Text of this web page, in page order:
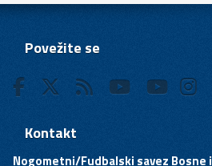
Povežite se
Kontakt
Nogometni/Fudbalski savez Bosne i